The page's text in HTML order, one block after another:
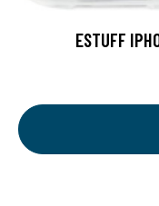
ESTUFF